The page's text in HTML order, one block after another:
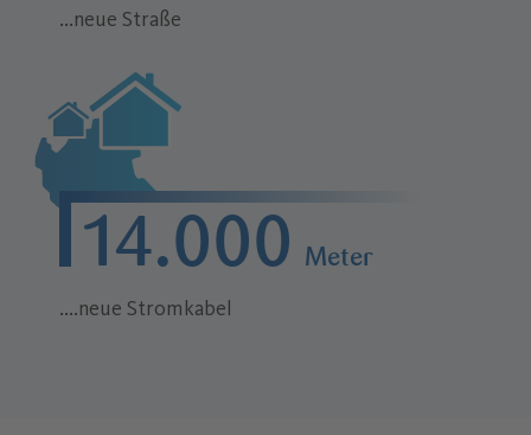
...neue Straße
14.000 Meter
....neue Stromkabel